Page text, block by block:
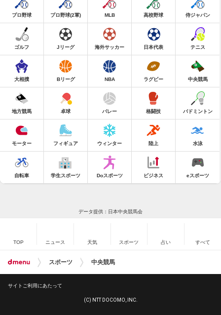
プロ野球 プロ野球(2軍) MLB 高校野球 侍ジャパン
ゴルフ Jリーグ 海外サッカー 日本代表 テニス
大相撲 Bリーグ NBA ラグビー 中央競馬
地方競馬 卓球 バレー 格闘技 バドミントン
モーター フィギュア ウィンター 陸上 水泳
自転車 学生スポーツ Doスポーツ ビジネス eスポーツ
データ提供：日本中央競馬会
TOP ニュース 天気 スポーツ 占い すべて
スポーツ 中央競馬
サイトご利用にあたって
(C) NTT DOCOMO, INC.